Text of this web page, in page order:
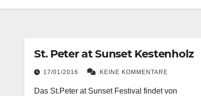
St. Peter at Sunset Kestenholz
17/01/2016 KEINE KOMMENTARE
Das St.Peter at Sunset Festival findet von